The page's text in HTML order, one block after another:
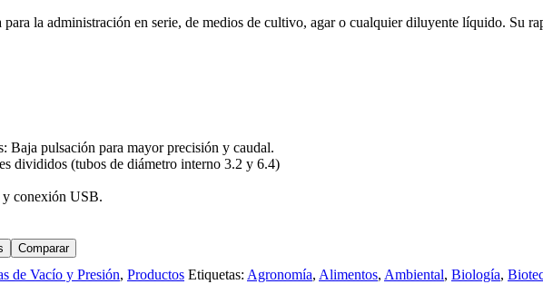
la administración en serie, de medios de cultivo, agar o cualquier diluyente líquido. Su
Baja pulsación para mayor precisión y caudal.
divididos (tubos de diámetro interno 3.2 y 6.4)
y conexión USB.
Comparar
de Vacío y Presión, Productos Etiquetas: Agronomía, Alimentos, Ambiental, Biología,